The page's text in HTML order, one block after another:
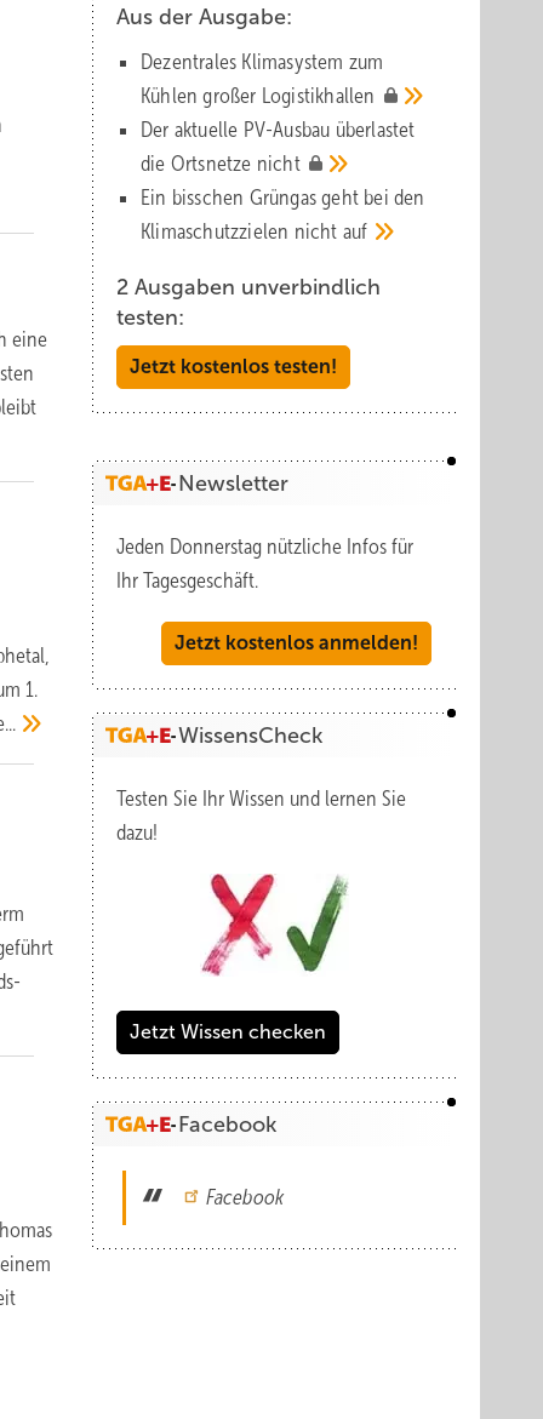
eine
1.
Aus der Ausgabe:
Dezentrales Klimasystem zum
Kühlen großer Logistik­hallen
Der aktuelle PV-Ausbau über­lastet
die Orts­netze nicht
Ein bisschen Grüngas geht bei den
Klima­schutz­zielen nicht auf
2 Ausgaben unverbindlich
testen:
Jetzt kostenlos testen!
Newsletter
Jeden Donnerstag nützliche Infos für
Ihr Tagesgeschäft.
Jetzt kostenlos anmelden!
WissensCheck
Testen Sie Ihr Wissen und lernen Sie
dazu!
Jetzt Wissen checken
Facebook
Facebook